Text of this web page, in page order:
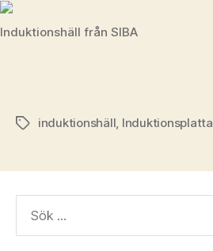
Induktionshäll från SIBA
Etiketterinduktionshäll Induktionsplatta
efter: